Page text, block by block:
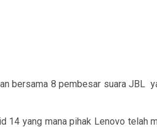
bersama 8 pembesar suara JBL
14 yang mana pihak Lenovo telah